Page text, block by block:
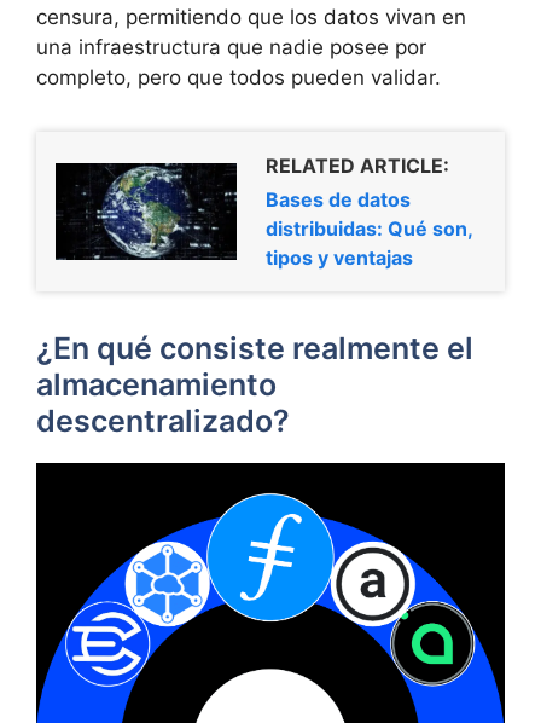
censura, permitiendo que los datos vivan en
una infraestructura que nadie posee por
completo, pero que todos pueden validar.
RELATED ARTICLE:
Bases de datos
distribuidas: Qué son,
tipos y ventajas
¿En qué consiste realmente el
almacenamiento
descentralizado?